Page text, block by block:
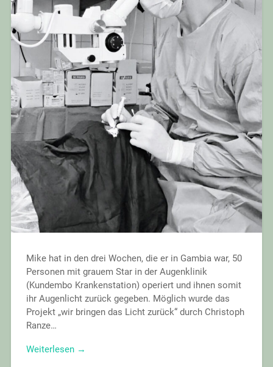
Mike hat in den drei Wochen, die er in Gambia war, 50
Personen mit grauem Star in der Augenklinik
(Kundembo Krankenstation) operiert und ihnen somit
ihr Augenlicht zurück gegeben. Möglich wurde das
Projekt „wir bringen das Licht zurück“ durch Christoph
Ranze…
Weiterlesen →